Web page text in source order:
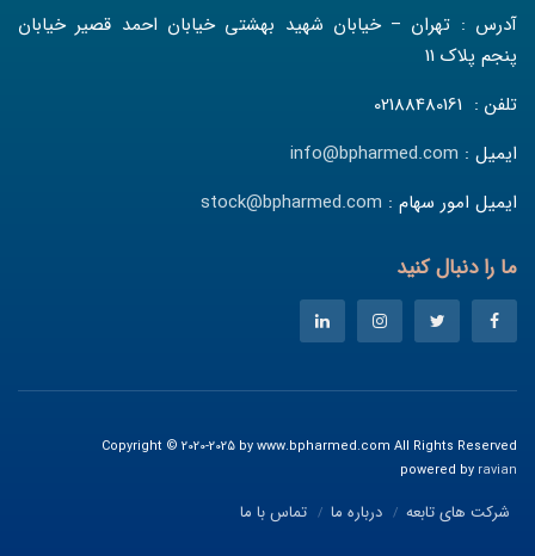
آدرس : تهران – خیابان شهید بهشتی خیابان احمد قصیر خیابان
پنجم پلاک 11
تلفن : 02188480161
ایمیل : info@bpharmed.com
ایمیل امور سهام : stock@bpharmed.com
ما را دنبال کنید
Copyright © 2020-2025 by www.bpharmed.com All Rights Reserved
powered by ravian
شرکت های تابعه درباره ما تماس با ما